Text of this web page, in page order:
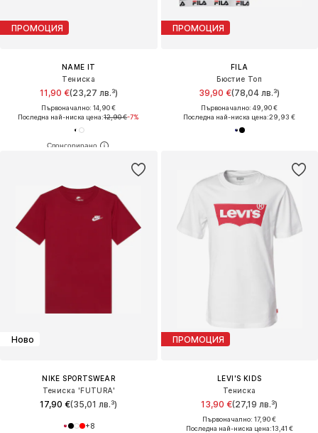
ПРОМОЦИЯ
NAME IT
Тениска
11,90 €(23,27 лв.³)
Първоначално: 14,90 €
Последна най-ниска цена:12,90 €-7%
ПРОМОЦИЯ
FILA
Бюстие Топ
39,90 €(78,04 лв.³)
Първоначално: 49,90 €
Последна най-ниска цена:29,93 €
Ново
NIKE SPORTSWEAR
Тениска 'FUTURA'
17,90 €(35,01 лв.³)
+8
ПРОМОЦИЯ
LEVI'S KIDS
Тениска
13,90 €(27,19 лв.³)
Първоначално: 17,90 €
Последна най-ниска цена:13,41 €